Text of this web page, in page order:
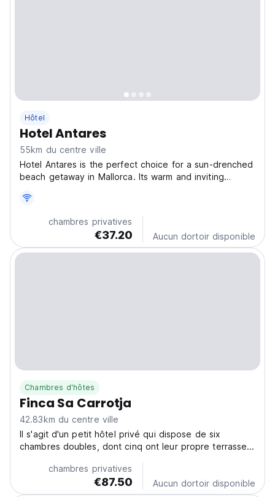
Hôtel
Hotel Antares
55km du centre ville
Hotel Antares is the perfect choice for a sun-drenched
beach getaway in Mallorca. Its warm and inviting
all rooms, which feature air conditioning to ensure a
restful stay. After a day by the sea, you can...
chambres privatives
€37.20 Aucun dortoir disponible
Chambres d'hôtes
Finca Sa Carrotja
42.83km du centre ville
Il s'agit d'un petit hôtel privé qui dispose de six
chambres doubles, dont cinq ont leur propre terrasse...
chambres privatives
€87.50 Aucun dortoir disponible